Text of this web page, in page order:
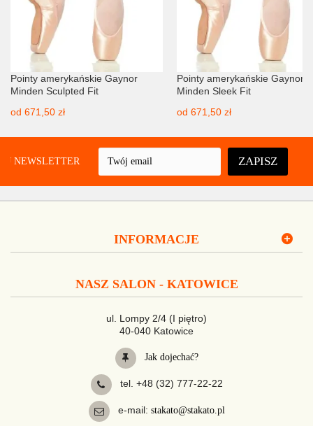
Pointy amerykańskie Gaynor
Minden Sculpted Fit
od 671,50 zł
Pointy amerykańskie Gaynor
Minden Sleek Fit
od 671,50 zł
NEWSLETTER ZAPISZ
INFORMACJE
NASZ SALON - KATOWICE
ul. Lompy 2/4 (I piętro)
40-040 Katowice
Jak dojechać?
tel. +48 (32) 777-22-22
e-mail: stakato@stakato.pl